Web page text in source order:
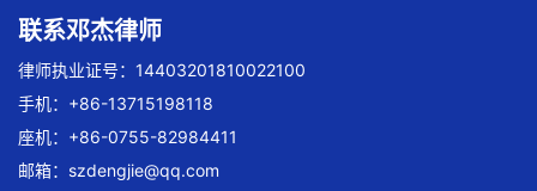
联系邓杰律师
律师执业证号：14403201810022100
手机：+86-13715198118
座机：+86-0755-82984411
邮箱： szdengjie@qq.com